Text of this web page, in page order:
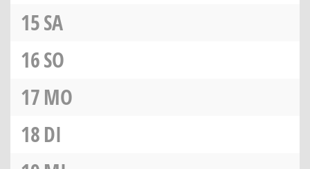
15SA
16SO
17MO
18DI